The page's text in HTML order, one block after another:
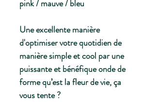
pink / mauve / bleu
Une excellente manière
d'optimiser votre quotidien de
manière simple et cool par une
puissante et bénéfique onde de
forme qu’est la fleur de vie, ça
vous tente ?